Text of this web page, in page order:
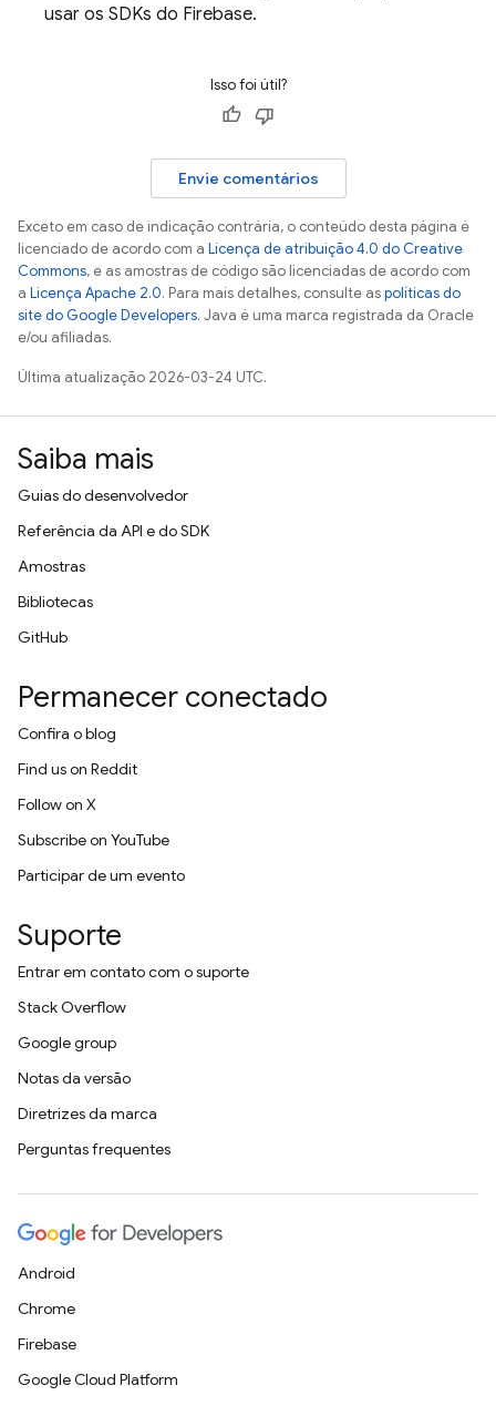
usar os SDKs do Firebase.
Isso foi útil?
Envie comentários
Exceto em caso de indicação contrária, o conteúdo desta página é
licenciado de acordo com a Licença de atribuição 4.0 do Creative
Commons, e as amostras de código são licenciadas de acordo com
a Licença Apache 2.0. Para mais detalhes, consulte aspolíticas do
site do Google Developers. Java é uma marca registrada da Oracle
e/ou afiliadas.
Última atualização 2026-03-24 UTC.
Saiba mais
Guias do desenvolvedor
Referência da API e do SDK
Amostras
Bibliotecas
GitHub
Permanecer conectado
Confira o blog
Find us on Reddit
Follow on X
Subscribe on YouTube
Participar de um evento
Suporte
Entrar em contato com o suporte
Stack Overflow
Google group
Notas da versão
Diretrizes da marca
Perguntas frequentes
Android
Chrome
Firebase
Google Cloud Platform